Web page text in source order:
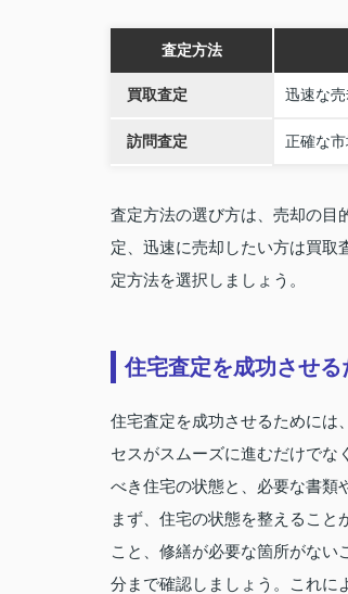
査定方法
買取査定 迅速な
訪問査定 正確な
査定方法の選び方は、売却の目
定、迅速に売却したい方は買取
定方法を選択しましょう。
住宅査定を成功させる
住宅査定を成功させるためには
セスがスムーズに進むだけでな
べき住宅の状態と、必要な書類
まず、住宅の状態を整えるこ
こと、修繕が必要な箇所がない
分まで確認しましょう。これに